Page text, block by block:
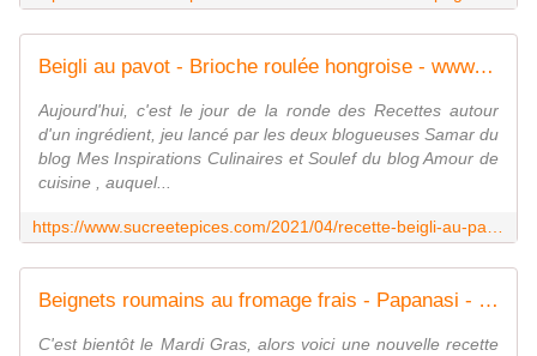
Beigli au pavot - Brioche roulée hongroise - www.sucreetepices.com
Aujourd'hui, c'est le jour de la ronde des Recettes autour
d'un ingrédient, jeu lancé par les deux blogueuses Samar du
blog Mes Inspirations Culinaires et Soulef du blog Amour de
cuisine , auquel...
Beignets roumains au fromage frais - Papanasi - www.sucreetepices.com
C'est bientôt le Mardi Gras, alors voici une nouvelle recette